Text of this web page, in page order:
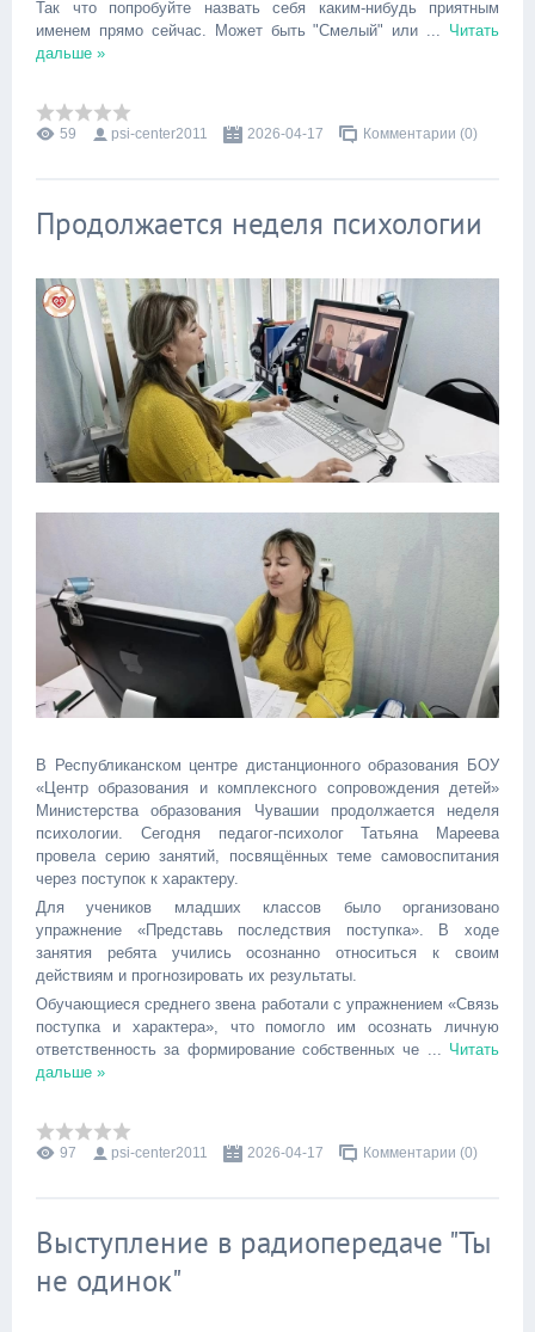
Так что попробуйте назвать себя каким-нибудь приятным
именем прямо сейчас. Может быть "Смелый" или ... Читать
дальше »
59 psi-center2011 2026-04-17 Комментарии (0)
Продолжается неделя психологии
В Республиканском центре дистанционного образования БОУ
«Центр образования и комплексного сопровождения детей»
Министерства образования Чувашии продолжается неделя
психологии. Сегодня педагог-психолог Татьяна Мареева
провела серию занятий, посвящённых теме самовоспитания
через поступок к характеру.
Для учеников младших классов было организовано
упражнение «Представь последствия поступка». В ходе
занятия ребята учились осознанно относиться к своим
действиям и прогнозировать их результаты.
Обучающиеся среднего звена работали с упражнением «Связь
поступка и характера», что помогло им осознать личную
ответственность за формирование собственных че
Читать
дальше »
97 psi-center2011 2026-04-17 Комментарии (0)
Выступление в радиопередаче "Ты
не одинок"